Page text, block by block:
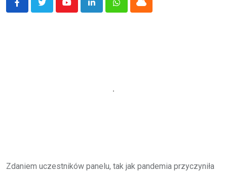
YoutubeLinkedInWhatsappCloud
Zdaniem uczestników panelu, tak jak pandemia przyczyniła